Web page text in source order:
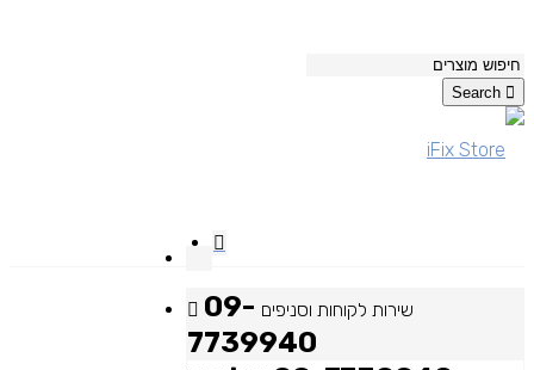
Search
שירות לקוחות וסניפים 09-
7739940